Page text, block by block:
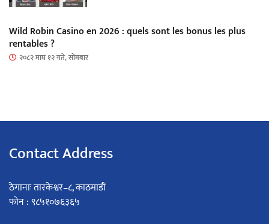
Wild Robin Casino en 2026 : quels sont les bonus les plus
rentables ?
२०८२ माघ १२ गते, सोमबार
Contact Address
ठेगानाः तारकेश्वर–८, काठमाडौं
फोन : ९८५१०७६३६५